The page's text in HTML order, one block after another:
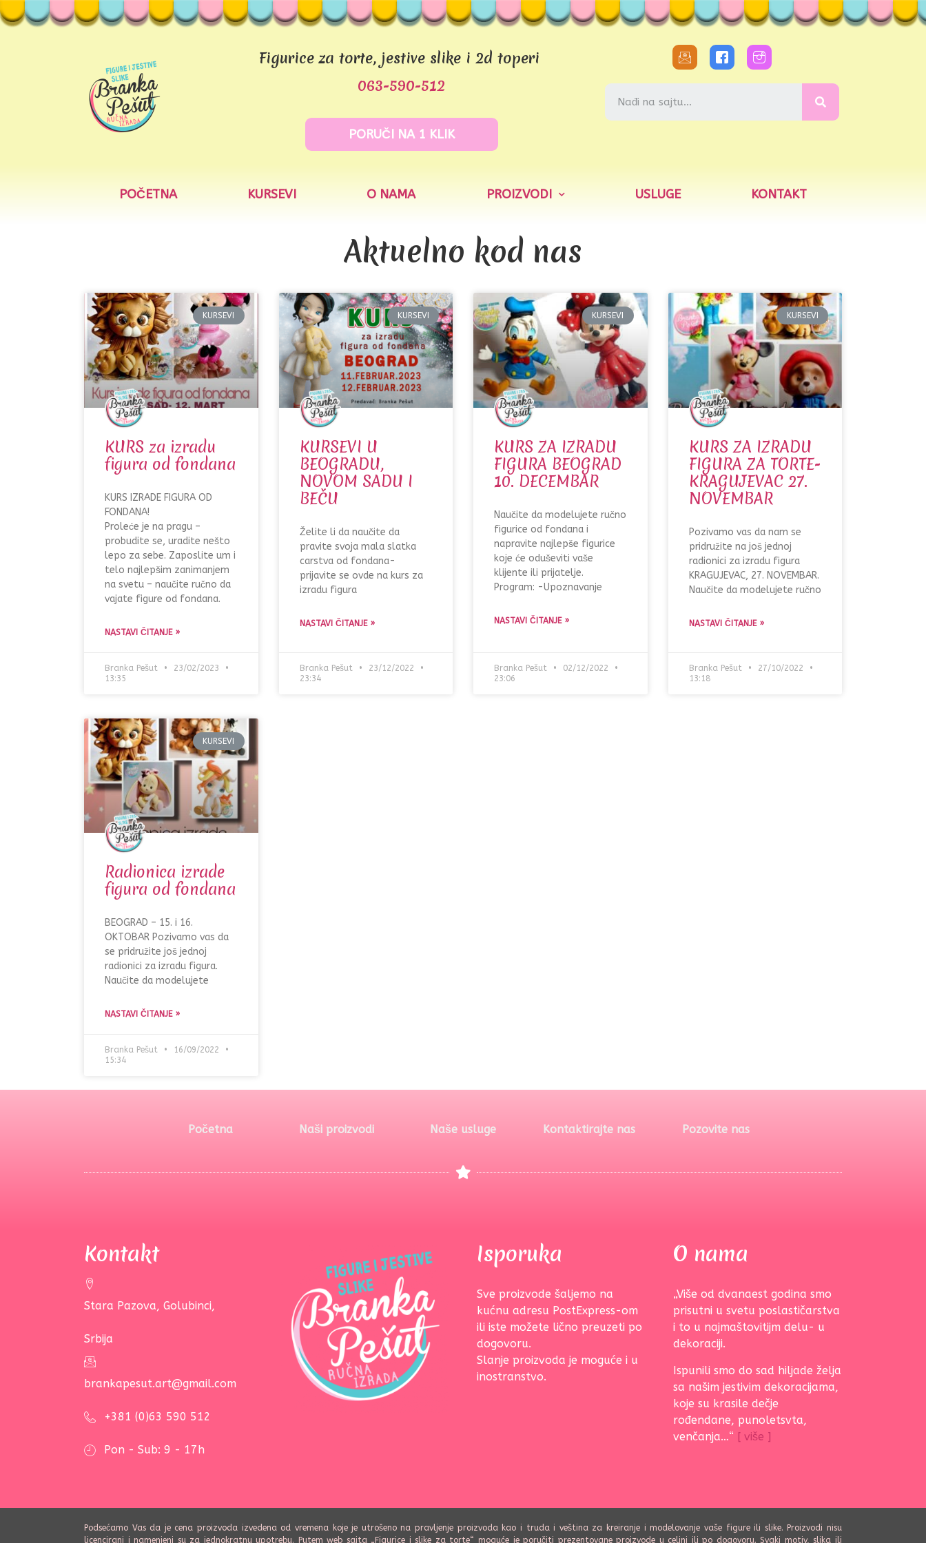
Figurice za torte, jestive slike i 2d toperi
063-590-512
PORUČI NA 1 KLIK
POČETNA KURSEVI O NAMA PROIZVODI USLUGE KONTAKT
Aktuelno kod nas
KURSEVI
KURS za izradu
figura od fondana
KURS IZRADE FIGURA OD
FONDANA!
Proleće je na pragu –
probudite se, uradite nešto
lepo za sebe. Zaposlite um i
telo najlepšim zanimanjem
na svetu – naučite ručno da
vajate figure od fondana.
NASTAVI ČITANJE »
Branka Pešut
23/02/2023
13:35
KURSEVI
KURSEVI U
BEOGRADU,
NOVOM SADU I
BEČU
Želite li da naučite da
pravite svoja mala slatka
carstva od fondana-
prijavite se ovde na kurs za
izradu figura
NASTAVI ČITANJE »
Branka Pešut
23/12/2022
23:34
KURSEVI
KURS ZA IZRADU
FIGURA BEOGRAD
10. DECEMBAR
Naučite da modelujete ručno
figurice od fondana i
napravite najlepše figurice
koje će oduševiti vaše
klijente ili prijatelje.
Program: -Upoznavanje
NASTAVI ČITANJE »
Branka Pešut
02/12/2022
23:06
KURSEVI
KURS ZA IZRADU
FIGURA ZA TORTE-
KRAGUJEVAC 27.
NOVEMBAR
Pozivamo vas da nam se
pridružite na još jednoj
radionici za izradu figura
KRAGUJEVAC, 27. NOVEMBAR.
Naučite da modelujete ručno
NASTAVI ČITANJE »
Branka Pešut
27/10/2022
13:18
KURSEVI
Radionica izrade
figura od fondana
BEOGRAD – 15. i 16.
OKTOBAR Pozivamo vas da
se pridružite još jednoj
radionici za izradu figura.
Naučite da modelujete
NASTAVI ČITANJE »
Branka Pešut
16/09/2022
15:34
Početna Naši proizvodi Naše usluge Kontaktirajte nas Pozovite nas
Kontakt
Stara Pazova, Golubinci,
Srbija
brankapesut.art@gmail.com
+381 (0)63 590 512
Pon - Sub: 9 - 17h
Isporuka
Sve proizvode šaljemo na
kućnu adresu PostExpress-om
ili iste možete lično preuzeti po
dogovoru.
Slanje proizvoda je moguće i u
inostranstvo.
O nama
„Više od dvanaest godina smo
prisutni u svetu poslastičarstva
i to u najmaštovitijm delu- u
dekoraciji.
Ispunili smo do sad hiljade želja
sa našim jestivim dekoracijama,
koje su krasile dečje
rođendane, punoletsvta,
venčanja…“ [ više ]
Podsećamo Vas da je cena proizvoda izvedena od vremena koje je utrošeno na pravljenje proizvoda kao i truda i veština za kreiranje i modelovanje vaše figure ili slike. Proizvodi nisu
licencirani i namenjeni su za jednokratnu upotrebu. Putem web sajta „Figurice i slike za torte“ moguće je poručiti prezentovane proizvode u celini ili po dogovoru. Svaki motiv, slika ili